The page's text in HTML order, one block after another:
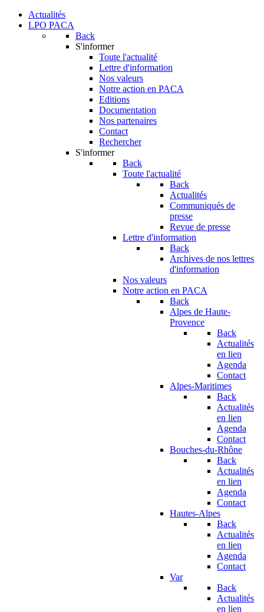
Actualités
LPO PACA
Back
S'informer
Toute l'actualité
Lettre d'information
Nos valeurs
Notre action en PACA
Editions
Documentation
Nos partenaires
Contact
Rechercher
S'informer
Back
Toute l'actualité
Back
Actualités
Communiqués de
presse
Revue de presse
Lettre d'information
Back
Archives de nos lettres
d'information
Nos valeurs
Notre action en PACA
Back
Alpes de Haute-
Provence
Back
Actualités
en lien
Agenda
Contact
Alpes-Maritimes
Back
Actualités
en lien
Agenda
Contact
Bouches-du-Rhône
Back
Actualités
en lien
Agenda
Contact
Hautes-Alpes
Back
Actualités
en lien
Agenda
Contact
Var
Back
Actualités
en lien